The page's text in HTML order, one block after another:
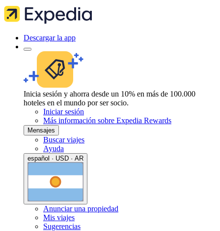
Descargar la app
Inicia sesión y ahorra desde un 10% en más de 100.000
hoteles en el mundo por ser socio.
Iniciar sesión
Más información sobre Expedia Rewards
Mensajes
Buscar viajes
Ayuda
español · USD · AR
Anunciar una propiedad
Mis viajes
Sugerencias